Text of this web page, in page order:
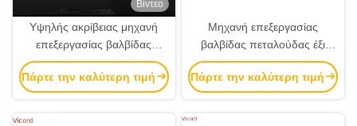
Βίντεο
Υψηλής ακρίβειας μηχανή
επεξεργασίας βαλβίδας
πεταλούδας CNC έξι
σταθμών
Πάρτε την καλύτερη τιμή
Μηχανή επεξεργασίας
βαλβίδας πεταλούδας έξι
σταθμών
Πάρτε την καλύτερη τιμή